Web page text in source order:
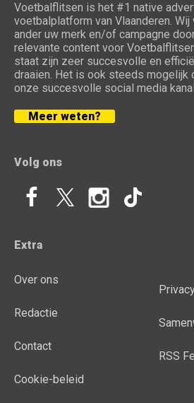
Voetbalflitsen is het #1 native
voetbalplatform van Vlaanderen.
ander uw merk en/of campagne
relevante content voor
staat zijn zeer succesvolle en
draaien. Het is ook steeds mogelijk
onze succesvolle social media
Meer weten?
Volg ons
Extra
Over ons
Redactie
Contact
Cookie-beleid
RSS